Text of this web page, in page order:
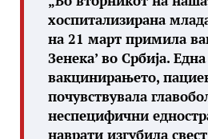
хоспитализирана
на 21 март примила
Зенека’ во Србија.
вакцинирањето,
почувствувала
неспецифични
наврати изгубила